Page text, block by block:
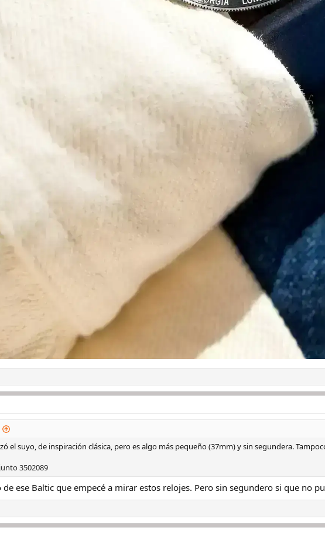
el suyo, de inspiración clásica, pero es algo más pequeño (37mm) y sin segundera.
3502089
de ese Baltic que empecé a mirar estos relojes. Pero sin segundero si que no